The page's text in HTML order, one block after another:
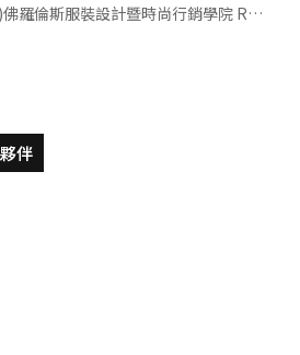
羅倫斯服裝設計暨時尚行銷學院 R…
伴